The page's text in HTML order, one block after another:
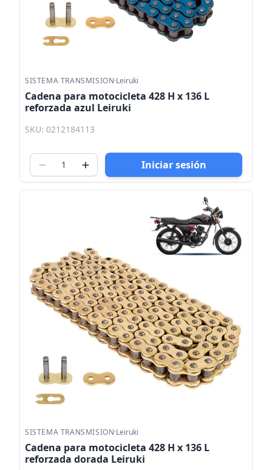
SISTEMA TRANSMISION·Leiruki
Cadena para motocicleta 428 H x 136 L
reforzada azul Leiruki
SKU: 0212184113
Iniciar sesión
SISTEMA TRANSMISION·Leiruki
Cadena para motocicleta 428 H x 136 L
reforzada dorada Leiruki